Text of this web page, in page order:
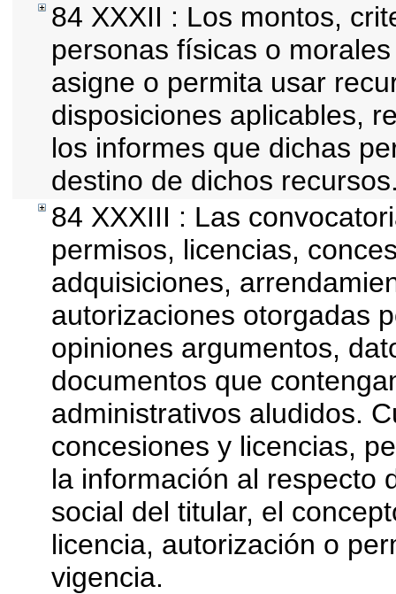
84 XXXII : Los montos,
personas físicas o
asigne o permita usar
disposiciones aplicables,
los informes que dichas
destino de dichos
84 XXXIII : Las
permisos, licencias,
adquisiciones,
autorizaciones otorgadas
opiniones argumentos,
documentos que
administrativos aludidos.
concesiones y licencias,
la información al respecto
social del titular, el
licencia, autorización o
vigencia.